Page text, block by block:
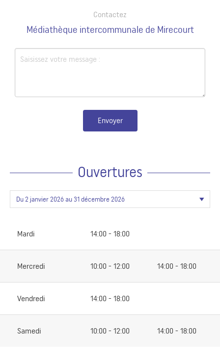
Contactez
Médiathèque intercommunale de Mirecourt
Envoyer
Ouvertures
Mardi 14:00 - 18:00
Mercredi 10:00 - 12:00 14:00 - 18:00
Vendredi 14:00 - 18:00
Samedi 10:00 - 12:00 14:00 - 18:00